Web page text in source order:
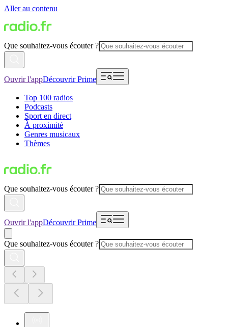
Aller au contenu
Que souhaitez-vous écouter ?
Ouvrir l'appDécouvrir Prime
Top 100 radios
Podcasts
Sport en direct
À proximité
Genres musicaux
Thèmes
Que souhaitez-vous écouter ?
Ouvrir l'appDécouvrir Prime
Que souhaitez-vous écouter ?